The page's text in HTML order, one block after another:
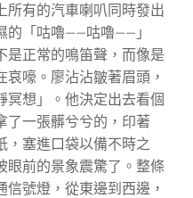
所有的汽車喇叭同時發出
的「咕嚕——咕嚕——」
是正常的鳴笛聲，而像是
嚎。廖沾沾皺著眉頭，
冥想」。他決定出去看個
了一張髒兮兮的，印著
，塞進口袋以備不時之
眼前的景象震驚了。整條
號燈，從東邊到西邊，